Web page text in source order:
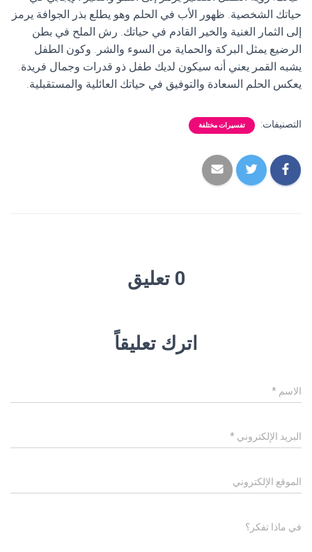
حياتك الشخصية. ظهور الأب في الحلم وهو يطلع بذر الجوافة يرمز
إلى الثمار الغنية والخير القادم في حياتك. رش الملح في بطن
الرضيع يمثل البركة والحماية من السوء والشر. وكون الطفل
يشبه القمر يعني أنه سيكون لديك طفل ذو قدرات وجمال فريدة.
يعكس الحلم السعادة والتوفيق في حياتك العائلية والمستقبلية.
التصنيفات: تفسيرات مختلفة
0 تعليق
اترك تعليقاً
الاسم *
البريد الإلكتروني *
الموقع الإلكتروني
في ماذا تفكر؟